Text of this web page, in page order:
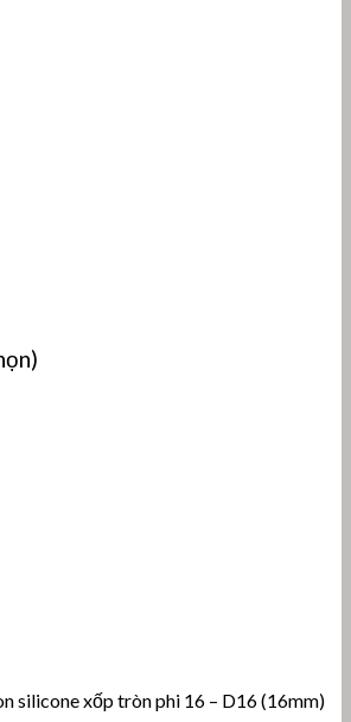
silicone xốp tròn phi 16 – D16 (16mm)